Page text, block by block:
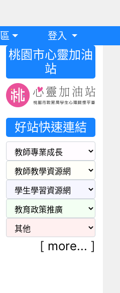
登入
桃園市心靈加油
站
好站快速連結
[ more... ]